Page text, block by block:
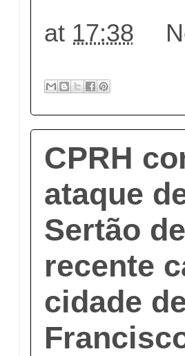
at 17:38
CPRH
ataque
Sertão
recente
cidade